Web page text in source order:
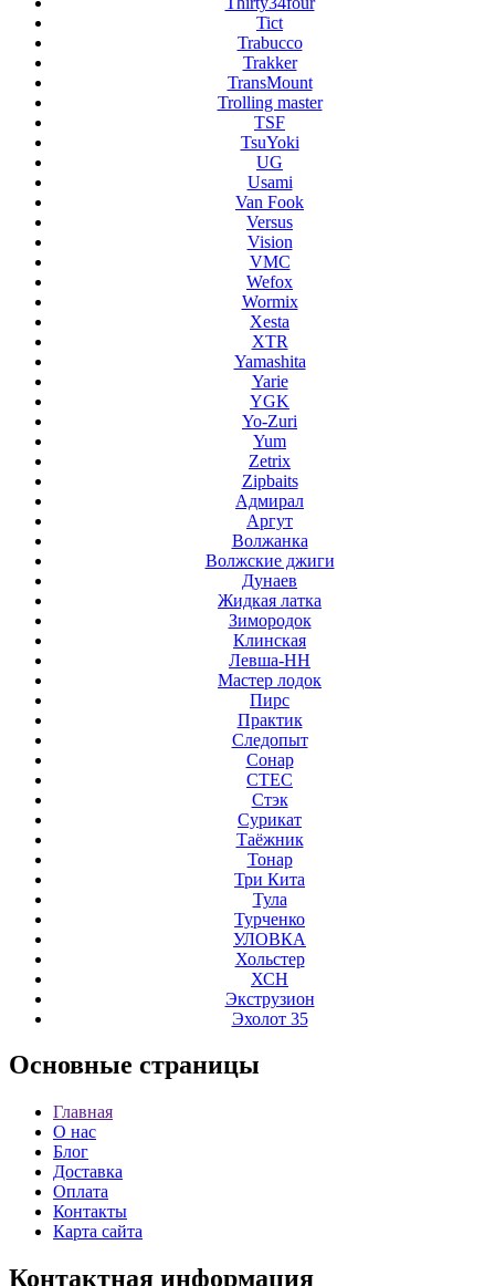
Tict
Trabucco
Trakker
TransMount
Trolling master
TSF
TsuYoki
UG
Usami
Van Fook
Versus
Vision
VMC
Wefox
Wormix
Xesta
XTR
Yamashita
Yarie
YGK
Yo-Zuri
Yum
Zetrix
Zipbaits
Адмирал
Аргут
Волжанка
Волжские джиги
Дунаев
Жидкая латка
Зимородок
Клинская
Левша-НН
Мастер лодок
Пирс
Практик
Следопыт
Сонар
СТЕС
Стэк
Сурикат
Таёжник
Тонар
Три Кита
Тула
Турченко
УЛОВКА
Хольстер
ХСН
Экструзион
Эхолот 35
Основные страницы
Главная
О нас
Блог
Доставка
Оплата
Контакты
Карта сайта
Контактная информация